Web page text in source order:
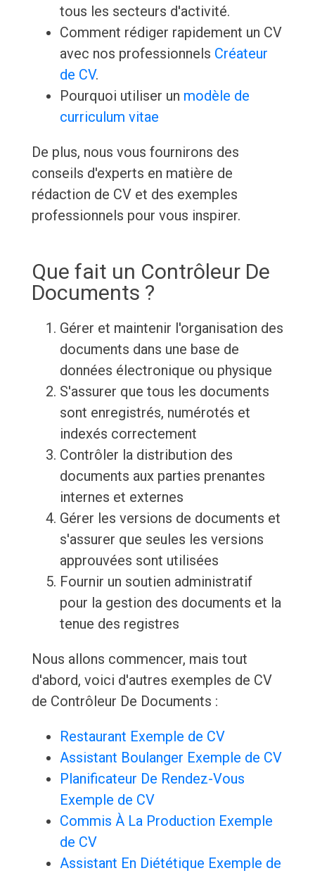
tous les secteurs d'activité.
Comment rédiger rapidement un CV
avec nos professionnels Créateur
de CV.
Pourquoi utiliser un modèle de
curriculum vitae
De plus, nous vous fournirons des
conseils d'experts en matière de
rédaction de CV et des exemples
professionnels pour vous inspirer.
Que fait un Contrôleur De
Documents ?
Gérer et maintenir l'organisation des
documents dans une base de
données électronique ou physique
S'assurer que tous les documents
sont enregistrés, numérotés et
indexés correctement
Contrôler la distribution des
documents aux parties prenantes
internes et externes
Gérer les versions de documents et
s'assurer que seules les versions
approuvées sont utilisées
Fournir un soutien administratif
pour la gestion des documents et la
tenue des registres
Nous allons commencer, mais tout
d'abord, voici d'autres exemples de CV
de Contrôleur De Documents :
Restaurant Exemple de CV
Assistant Boulanger Exemple de CV
Planificateur De Rendez-Vous
Exemple de CV
Commis À La Production Exemple
de CV
Assistant En Diététique Exemple de